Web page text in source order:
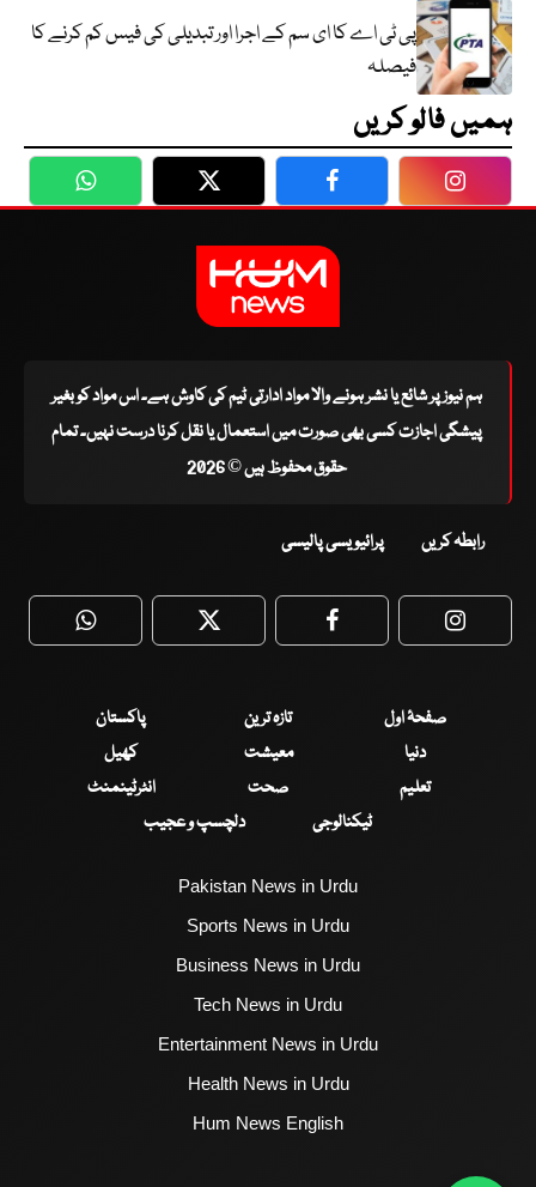
پی ٹی اے کا ای سم کے اجرا اور تبدیلی کی فیس کم کرنے کا
فیصلہ
ہمیں فالو کریں
WhatsApp Twitter Facebook
ہم نیوز پر شائع یا نشر ہونے والا مواد ادارتی ٹیم کی کاوش ہے۔ اس مواد کو بغیر
پیشگی اجازت کسی بھی صورت میں استعمال یا نقل کرنا درست نہیں۔ تمام
حقوق محفوظ ہیں © 2026
رابطہ کریں پرائیویسی پالیسی
WhatsApp Twitter Facebook
صفحۂ اول تازہ ترین
پاکستان
دنیا
معیشت
کھیل
تعلیم
صحت
انٹرٹینمنٹ
ٹیکنالوجی
دلچسپ و عجیب
Pakistan News in Urdu
Sports News in Urdu
Business News in Urdu
Tech News in Urdu
Entertainment News in Urdu
Health News in Urdu
Hum News English